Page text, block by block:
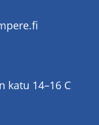
katu 14–16 C